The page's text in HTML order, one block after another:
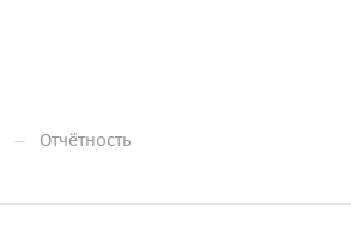
— Отчётность